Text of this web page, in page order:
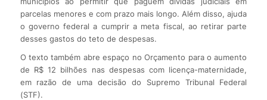
parcelas menores e com prazo mais longo. Além disso, ajuda
o governo federal a cumprir a meta fiscal, ao retirar parte
desses gastos do teto de despesas.
O texto também abre espaço no Orçamento para o aumento
de R$ 12 bilhões nas despesas com licença-maternidade,
em razão de uma decisão do Supremo Tribunal Federal
(STF).